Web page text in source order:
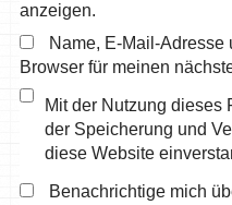
anzeigen.
Name, E-Mail-Adresse
Browser für meinen
Mit der Nutzung dieses
der Speicherung und
diese Website
Benachrichtige mich